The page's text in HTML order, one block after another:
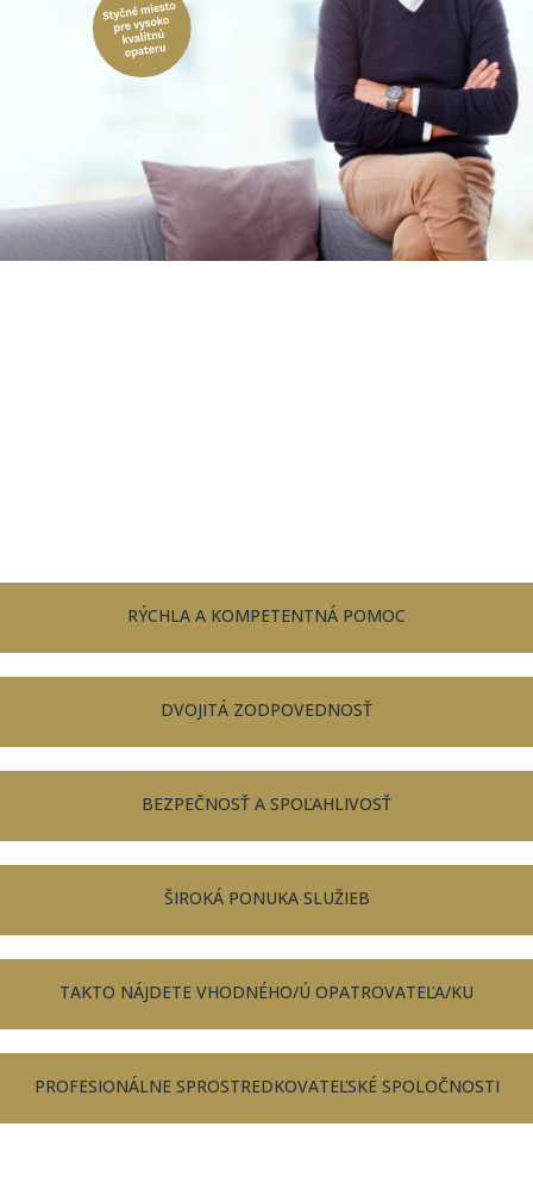
RÝCHLA A KOMPETENTNÁ POMOC
DVOJITÁ ZODPOVEDNOSŤ
BEZPEČNOSŤ A SPOĽAHLIVOSŤ
ŠIROKÁ PONUKA SLUŽIEB
TAKTO NÁJDETE VHODNÉHO/Ú OPATROVATEĽA/KU
PROFESIONÁLNE SPROSTREDKOVATEĽSKÉ SPOLOČNOSTI